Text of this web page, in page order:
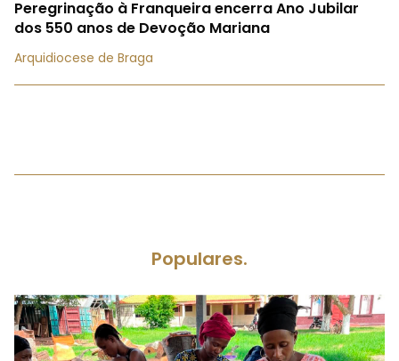
Peregrinação à Franqueira encerra Ano Jubilar
dos 550 anos de Devoção Mariana
Arquidiocese de Braga
Populares.